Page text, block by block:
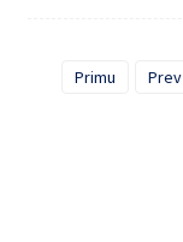
Primu Prev